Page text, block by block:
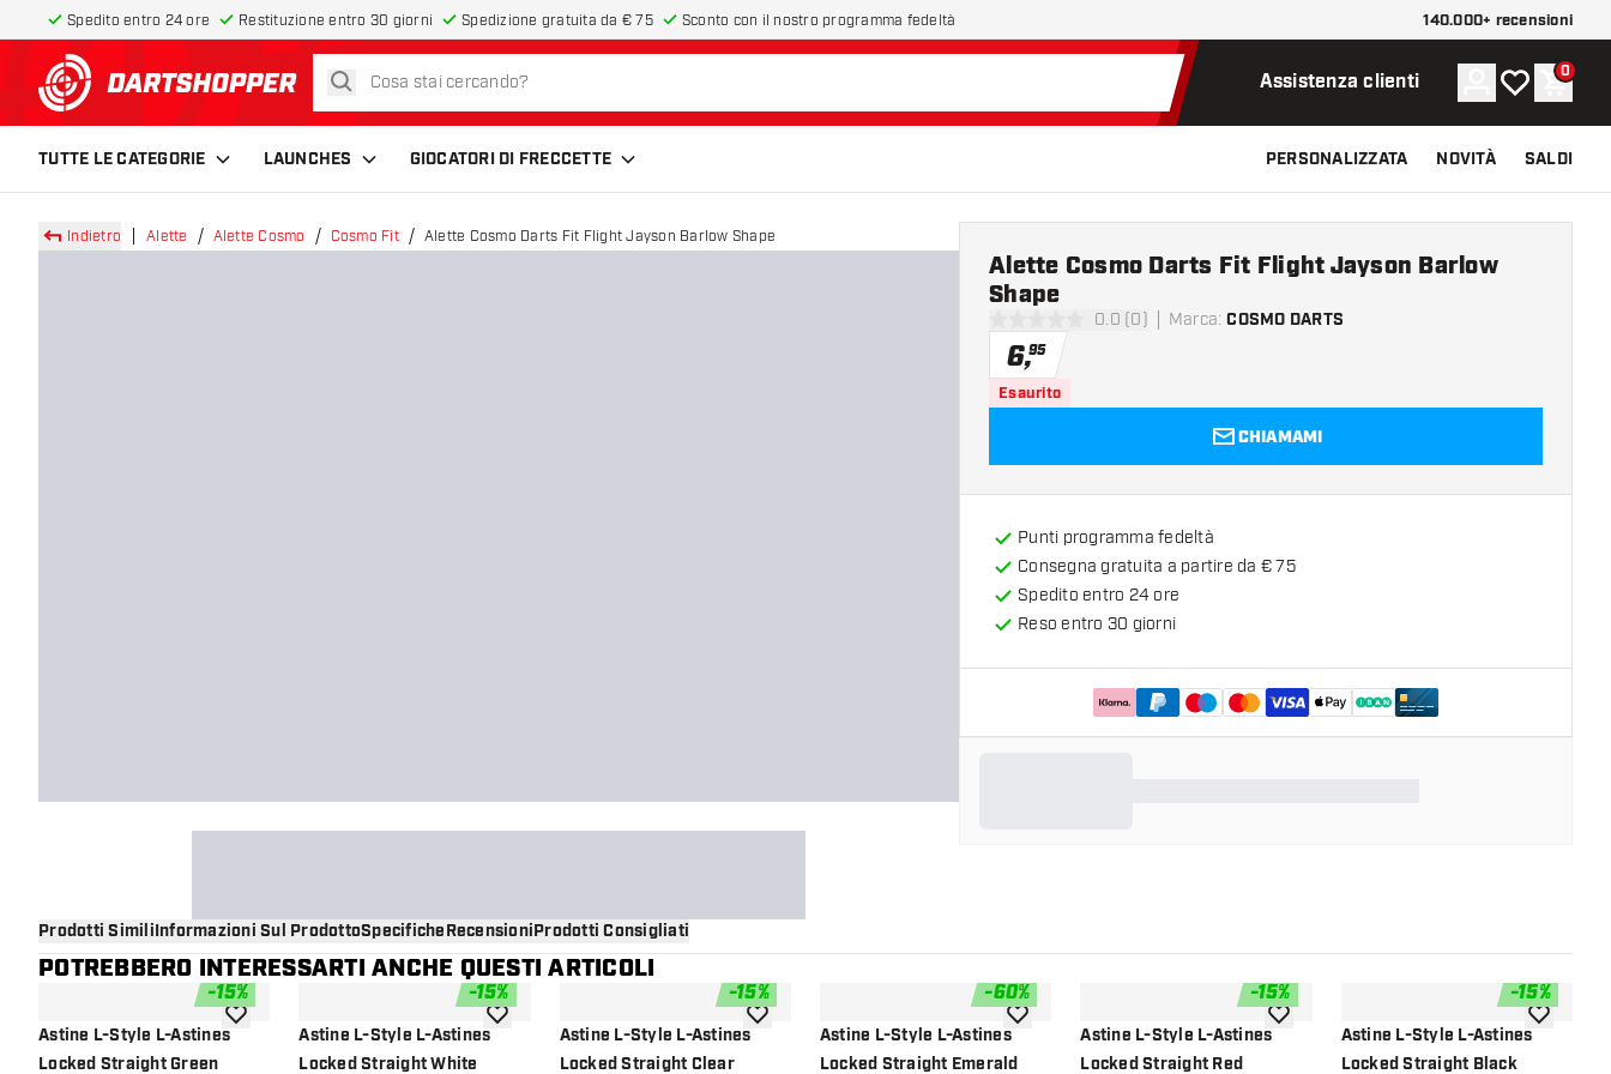
Spedito entro 24 ore Restituzione entro 30 giorni Spedizione gratuita da € 75 Sconto con il nostro programma fedeltà 140.000+ recensioni
torna alla home page
cerca Assistenza clienti Account
La mia lista
0
TUTTE LE CATEGORIE LAUNCHES GIOCATORI DI FRECCETTE PERSONALIZZATA NOVITÀ SALDI
Indietro Alette Alette Cosmo Cosmo Fit Alette Cosmo Darts Fit Flight Jayson Barlow Shape
0 stelle di valutazione
0.0 (0) Marca: COSMO DARTS
Alette Cosmo Darts Fit Flight Jayson Barlow
Shape
6,95
Esaurito
CHIAMAMI
Punti programma fedeltà
Consegna gratuita a partire da € 75
Spedito entro 24 ore
Reso entro 30 giorni
Prodotti SimiliInformazioni Sul ProdottoSpecificheRecensioniProdotti Consigliati
POTREBBERO INTERESSARTI ANCHE QUESTI ARTICOLI
-15%
Astine L-Style L-Astines
Locked Straight Green
aggiungi alla lista dei desideri
-15%
Astine L-Style L-Astines
Locked Straight White
aggiungi alla lista dei desideri
-15%
Astine L-Style L-Astines
Locked Straight Clear
aggiungi alla lista dei desideri
-60%
Astine L-Style L-Astines
Locked Straight Emerald
aggiungi alla lista dei desideri
-15%
Astine L-Style L-Astines
Locked Straight Red
aggiungi alla lista dei desideri
-15%
Astine L-Style L-Astines
Locked Straight Black
aggiungi